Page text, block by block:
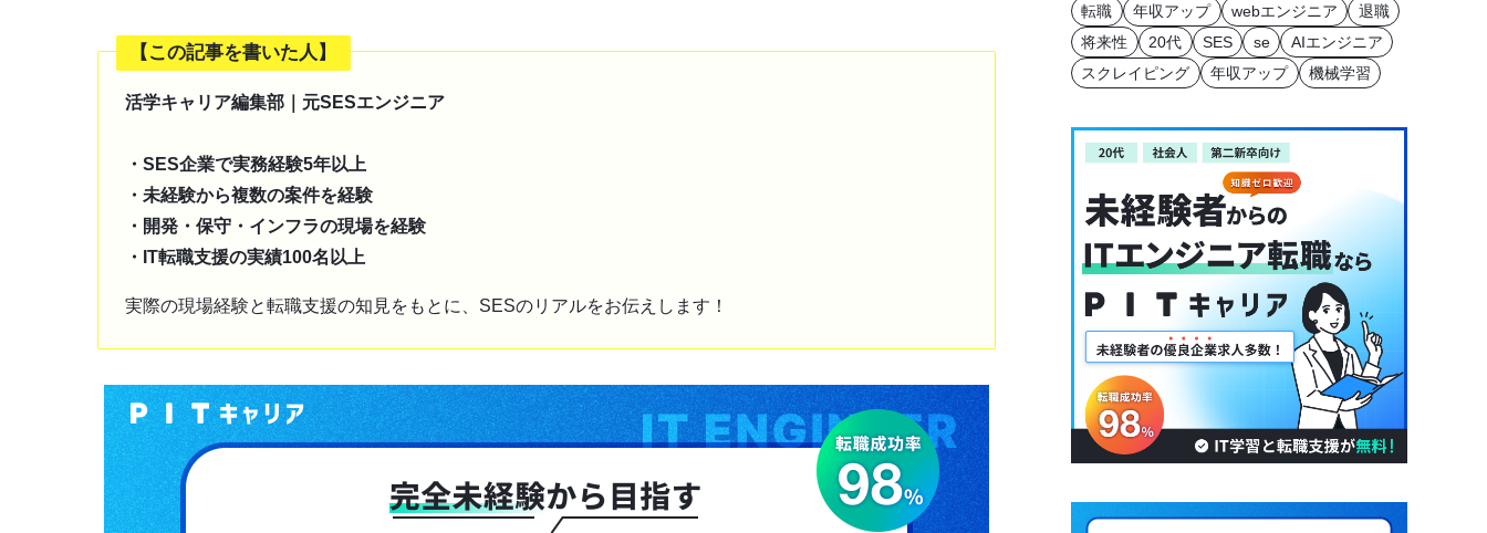
【この記事を書いた人】
活学キャリア編集部｜元SESエンジニア
・SES企業で実務経験5年以上
・未経験から複数の案件を経験
・開発・保守・インフラの現場を経験
・IT転職支援の実績100名以上
実際の現場経験と転職支援の知見をもとに、SESのリアルをお伝えします！
転職
年収アップ webエンジニア
退職
将来性
20代 SES se
AIエンジニア
スクレイピング
年収アップ 機械学習